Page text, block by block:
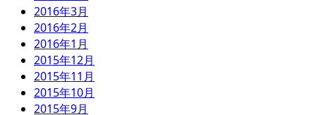
2016年3月
2016年2月
2016年1月
2015年12月
2015年11月
2015年10月
2015年9月